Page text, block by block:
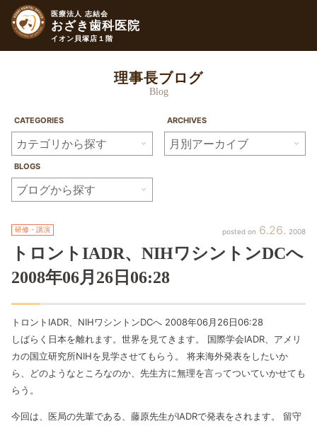
医療法人 志結会
おざき歯科医院
イオン貝塚店１階
理事長ブログ
Blog
CATEGORIES ARCHIVES
BLOGS
6 26 2008
研修・講演
トロントIADR、 NIHワシントンDCへ
2008年06月 26日 06:28
トロントIADR、NIHワシントンDCへ 2008年06月26日06:28
しばらく日本を離れます。世界を見てきます。 国際学会IADR、アメリ
カの国立研究所NIHを見学させてもらう。
将来海外発表をしたいか
ら、どのようなところなのか、先生方に無理を言ってついていかせても
らう。
今回は、医局の先輩である、藤原先生がIADRで発表をされます。
留守